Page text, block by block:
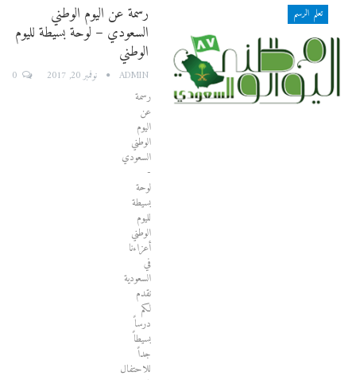
تعلم الرسم رسمة عن اليوم الوطني
السعودي – لوحة بسيطة لليوم
الوطني
ADMIN نوفمبر 20, 2017
رسمة
عن
اليوم
الوطني
السعودي
-
لوحة
بسيطة
لليوم
الوطني
أعزاءنا
في
السعودية
نقدم
لكم
درساً
بسيطاً
جداً
للاحتفال